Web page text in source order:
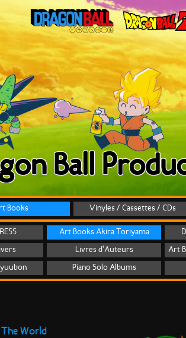
Ball
Books Vinyles / Cassettes / CDs
Art Books Akira Toriyama
Livres d'Auteurs
Art
Piano Solo Albums
World